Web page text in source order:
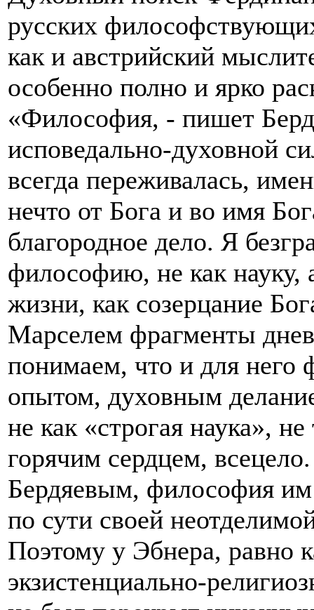
русских
как и австрийский
особенно полно и ярко
«Философия, - пишет
исповедально-духовной
всегда переживалась,
нечто от Бога и во имя
благородное дело. Я
философию, не как науку,
жизни, как созерцание
Марселем фрагменты
понимаем, что и для
опытом, духовным
не как «строгая наука»,
горячим сердцем,
Бердяевым, философия
по сути своей
Поэтому у Эбнера, равно
экзистенциально-